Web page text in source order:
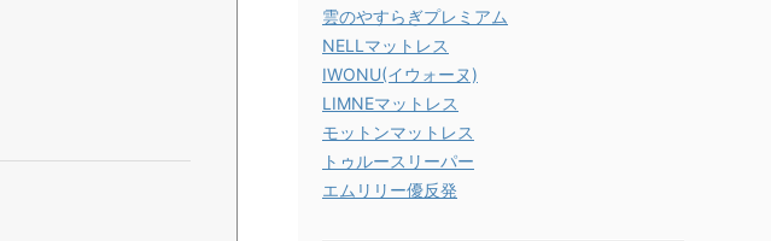
雲のやすらぎプレミアム
NELLマットレス
IWONU(イウォーヌ)
LIMNEマットレス
モットンマットレス
トゥルースリーパー
エムリリー優反発